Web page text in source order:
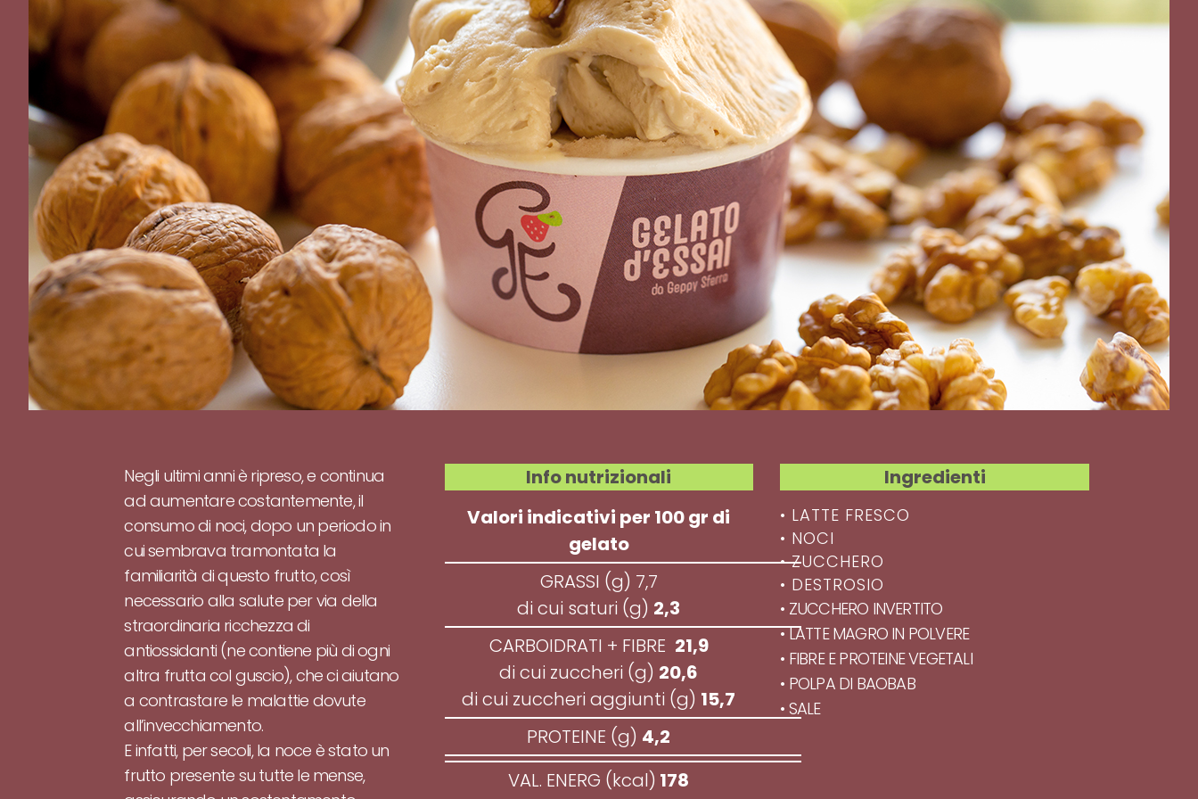
Negli ultimi anni è ripreso, e continua
ad aumentare costantemente, il
consumo di noci, dopo un periodo in
cui sembrava tramontata la
familiarità di questo frutto, così
necessario alla salute per via della
straordinaria ricchezza di
antiossidanti (ne contiene più di ogni
altra frutta col guscio), che ci aiutano
a contrastare le malattie dovute
all’invecchiamento.
E infatti, per secoli, la noce è stato un
frutto presente su tutte le mense,
Info nutrizionali
Valori indicativi per 100 gr di
gelato
GRASSI (g) 7,7
di cui saturi (g) 2,3
CARBOIDRATI + FIBRE 21,9
di cui zuccheri (g) 20,6
di cui zuccheri aggiunti (g) 15,7
PROTEINE (g) 4,2
VAL. ENERG (kcal) 178
Ingredienti
• LATTE FRESCO
• NOCI
• ZUCCHERO
• DESTROSIO
• ZUCCHERO INVERTITO
• LATTE MAGRO IN POLVERE
• FIBRE E PROTEINE VEGETALI
• POLPA DI BAOBAB
• SALE